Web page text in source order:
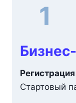
1
Стартовый